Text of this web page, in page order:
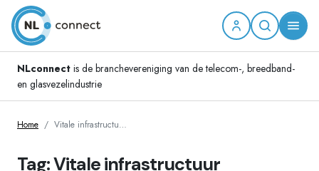
NLconnect is de branchevereniging van de telecom-, breedband-
en glasvezelindustrie
Home Vitale infrastructu…
Tag: Vitale infrastructuur